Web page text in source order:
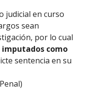
judicial en curso
sean
por lo cual
imputados como
sentencia en su